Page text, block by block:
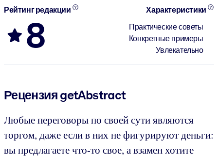
Рейтинг редакции
8
Характеристики
Практические советы
Конкретные примеры
Увлекательно
Рецензия getAbstract
Любые переговоры по своей сути являются
торгом, даже если в них не фигурируют деньги:
вы предлагаете что-то свое, а взамен хотите